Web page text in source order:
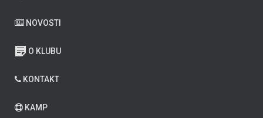
NOVOSTI
O KLUBU
KONTAKT
KAMP